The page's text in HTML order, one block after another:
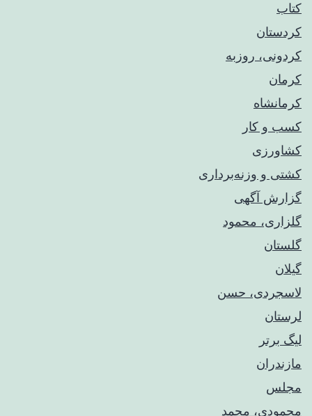
کتاب
کردستان
کردونی، روزبه
کرمان
کرمانشاه
کسب و کار
کشاورزی
کشتی و وزنه‌برداری
گزارش آگهی
گلزاری، محمود
گلستان
گیلان
لاسجردی، حسن
لرستان
لیگ برتر
مازندران
مجلس
محمودی، محمد